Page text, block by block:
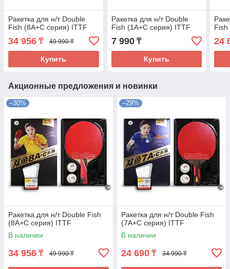
Ракетка для н/т Double
Fish (8A+C серия) ITTF
34 956 ₸ 49 990 ₸
Купить
Ракетка для н/т Double
Fish (1A+C серия) ITTF
7 990₸
Купить
Fish
24
Акционные предложения и новинки
–30%
Ракетка для н/т Double Fish
(8A+C серия) ITTF
В наличии
34 956 ₸ 49 990 ₸
–29%
Ракетка для н/т Double Fish
(7A+C серия) ITTF
В наличии
24 690 ₸ 34 990 ₸